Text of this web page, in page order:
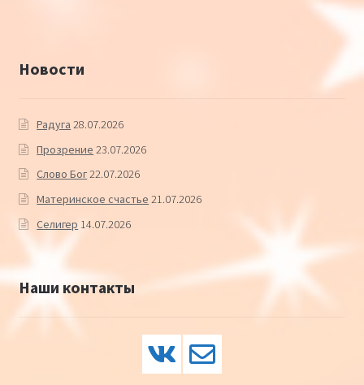
Новости
Радуга 28.07.2026
Прозрение 23.07.2026
Слово Бог22.07.2026
Материнское счастье 21.07.2026
Селигер 14.07.2026
Наши контакты